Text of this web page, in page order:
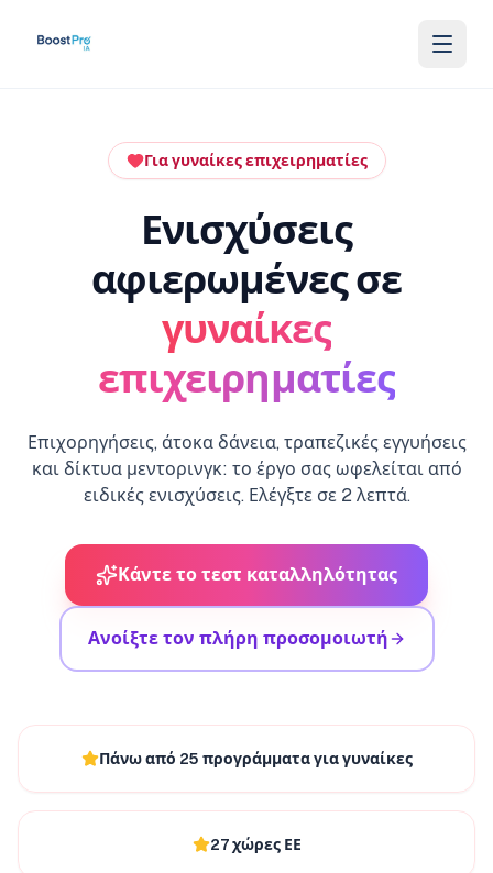
Για γυναίκες επιχειρηματίες
Ενισχύσεις
αφιερωμένες σε
γυναίκες
επιχειρηματίες
Επιχορηγήσεις, άτοκα δάνεια, τραπεζικές εγγυήσεις
και δίκτυα μεντορινγκ: το έργο σας ωφελείται από
ειδικές ενισχύσεις. Ελέγξτε σε 2 λεπτά.
Κάντε το τεστ καταλληλότητας
Ανοίξτε τον πλήρη προσομοιωτή
Πάνω από 25 προγράμματα για γυναίκες
27 χώρες ΕΕ